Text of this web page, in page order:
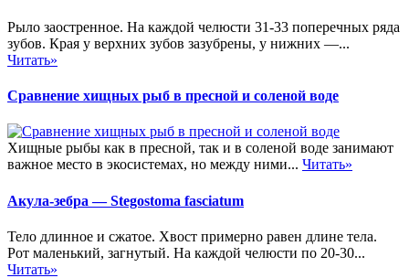
Рыло заостренное. На каждой челюсти 31-33 поперечных ряда
зубов. Края у верхних зубов зазубрены, у нижних —...
Читать»
Сравнение хищных рыб в пресной и соленой воде
Хищные рыбы как в пресной, так и в соленой воде занимают
важное место в экосистемах, но между ними... Читать»
Акула-зебра — Stegostoma fasciatum
Тело длинное и сжатое. Хвост примерно равен длине тела.
Рот маленький, загнутый. На каждой челюсти по 20-30...
Читать»